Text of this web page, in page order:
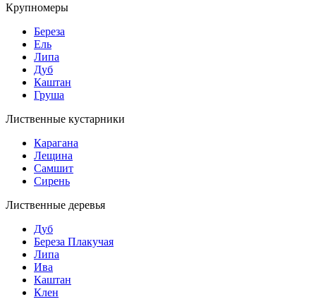
Крупномеры
Береза
Ель
Липа
Дуб
Каштан
Груша
Лиственные кустарники
Карагана
Лещина
Самшит
Сирень
Лиственные деревья
Дуб
Береза Плакучая
Липа
Ива
Каштан
Клен